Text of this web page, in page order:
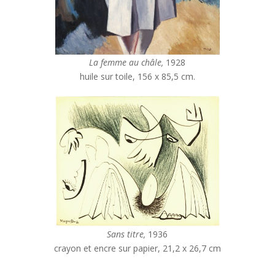
La femme au châle, 1928
huile sur toile, 156 x 85,5 cm.
Sans titre, 1936
crayon et encre sur papier, 21,2 x 26,7 cm